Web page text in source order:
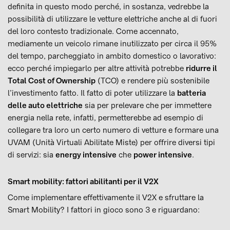
definita in questo modo perché, in sostanza, vedrebbe la
possibilità di utilizzare le vetture elettriche anche al di fuori
del loro contesto tradizionale. Come accennato,
mediamente un veicolo rimane inutilizzato per circa il 95%
del tempo, parcheggiato in ambito domestico o lavorativo:
ecco perché impiegarlo per altre attività potrebbe ridurre il
Total Cost of Ownership (TCO) e rendere più sostenibile
l’investimento fatto. Il fatto di poter utilizzare la batteria
delle auto elettriche sia per prelevare che per immettere
energia nella rete, infatti, permetterebbe ad esempio di
collegare tra loro un certo numero di vetture e formare una
UVAM (Unità Virtuali Abilitate Miste) per offrire diversi tipi
di servizi: sia energy intensive che power intensive.
Smart mobility: fattori abilitanti per il V2X
Come implementare effettivamente il V2X e sfruttare la
Smart Mobility? I fattori in gioco sono 3 e riguardano: